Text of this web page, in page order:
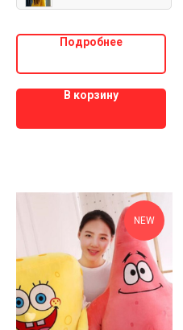
Подробнее
В корзину
NEW